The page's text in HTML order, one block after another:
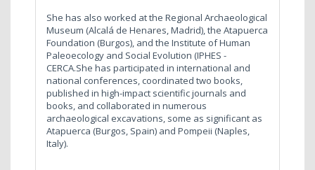
She has also worked at the Regional Archaeological
Museum (Alcalá de Henares, Madrid), the Atapuerca
Foundation (Burgos), and the Institute of Human
Paleoecology and Social Evolution (IPHES -
CERCA.She has participated in international and
national conferences, coordinated two books,
published in high-impact scientific journals and
books, and collaborated in numerous
archaeological excavations, some as significant as
Atapuerca (Burgos, Spain) and Pompeii (Naples,
Italy).